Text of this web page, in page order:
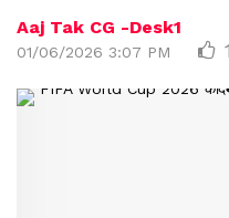
Aaj Tak CG -Desk1
01/06/2026 3:07 PM 1